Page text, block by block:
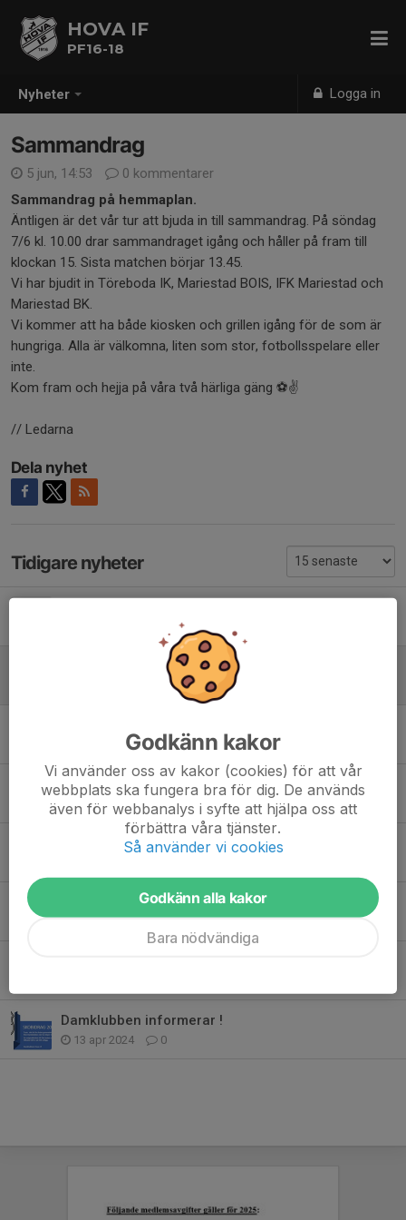
Nyheter Logga in
HOVA IF
PF16-18
Sammandrag
5 jun, 14:53
0 kommentarer
Sammandrag på hemmaplan.
Äntligen är det vår tur att bjuda in till sammandrag. På söndag
7/6 kl. 10.00 drar sammandraget igång och håller på fram till
klockan 15. Sista matchen börjar 13.45.
Vi har bjudit in Töreboda IK, Mariestad BOIS, IFK Mariestad och
Mariestad BK.
Vi kommer att ha både kiosken och grillen igång för de som är
hungriga. Alla är välkomna, liten som stor, fotbollsspelare eller
inte.
Kom fram och hejja på våra två härliga gäng ⚽️✌️
// Ledarna
Dela nyhet
Tidigare nyheter
17 aug 2025 0
Sammandrag
9 maj 2025 0
Nu drar vi igång
Olstorpscupen
8 jun 2024 0
Damklubben informerar !
13 apr 2024 0
Godkänn kakor
Vi använder oss av kakor (cookies) för att vår
webbplats ska fungera bra för dig. De används
även för webbanalys i syfte att hjälpa oss att
förbättra våra tjänster.
Så använder vi cookies
Godkänn alla kakor
Bara nödvändiga